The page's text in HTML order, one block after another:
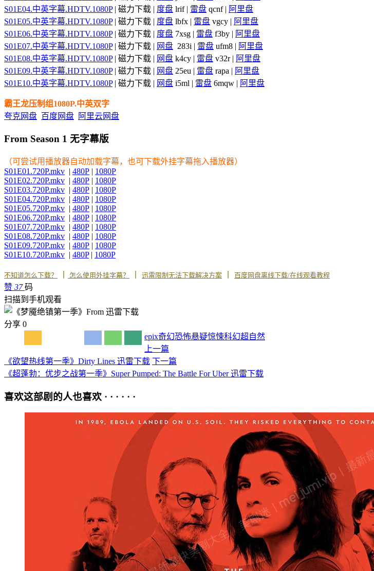
S01E04.中英字幕.HDTV.1080P| 磁力下载 | 度盘 lrif | 雷盘 qcnf | 阿里盘
S01E05.中英字幕.HDTV.1080P| 磁力下载 | 度盘 lbfx | 雷盘 vgcy | 阿里盘
S01E06.中英字幕.HDTV.1080P| 磁力下载 | 度盘 7xsg | 雷盘 f3by | 阿里盘
S01E07.中英字幕.HDTV.1080P| 磁力下载 | 网盘 283i | 雷盘 ufm8 | 阿里盘
S01E08.中英字幕.HDTV.1080P| 磁力下载 | 网盘 k4cy | 雷盘 v32r | 阿里盘
S01E09.中英字幕.HDTV.1080P| 磁力下载 | 网盘 25eu | 雷盘 rapa | 阿里盘
S01E10.中英字幕.HDTV.1080P| 磁力下载 | 网盘 i5ml | 雷盘 6mqw | 阿里盘
霸王龙压制组1080P.中英双字
夸克网盘 百度网盘 阿里云网盘
From Season 1 无字幕版
（可尝试用播放器自动加载字幕，也可下载外挂字幕拖入播放器）
S01E01.720P.mkv | 480P | 1080P
S01E02.720P.mkv | 480P | 1080P
S01E03.720P.mkv | 480P | 1080P
S01E04.720P.mkv | 480P | 1080P
S01E05.720P.mkv | 480P | 1080P
S01E06.720P.mkv | 480P | 1080P
S01E07.720P.mkv | 480P | 1080P
S01E08.720P.mkv | 480P | 1080P
S01E09.720P.mkv | 480P | 1080P
S01E10.720P.mkv | 480P| 1080P
不知道怎么下载？ 怎么使用外挂字幕？ 迅雷限制无法下载解决方案 百度网盘离线下载/在线观看教程
赞 37 码
扫描到手机观看
分享 0
epix奇幻恐怖悬疑惊悚科幻超自然
上一篇
《欲望热线第一季》Dirty Lines 迅雷下载 下一篇
《超蓬勃：优步之战第一季》Super Pumped: The Battle For Uber 迅雷下载
喜欢这部剧的人也喜欢 · · · · · ·